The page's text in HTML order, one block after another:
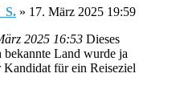
» 17. März 2025 19:59
2025 16:53 Dieses
Land wurde ja
Kandidat für ein Reiseziel